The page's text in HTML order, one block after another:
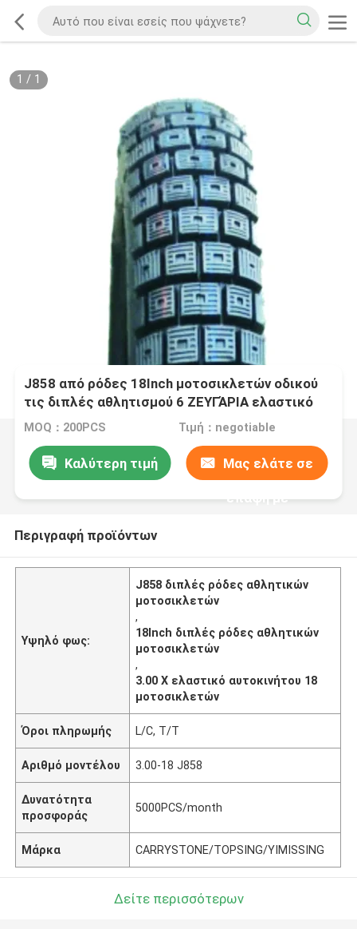
1 / 1
J858 από ρόδες 18Inch μοτοσικλετών οδικού
τις διπλές αθλητισμού 6 ΖΕΥΓΆΡΙΑ ελαστικό
αυτοκινήτου μοτοσικλετών cOem 3,00 X 18
MOQ：200PCS Τιμή：negotiable
Καλύτερη τιμή Μας ελάτε σε
επαφή με
Περιγραφή προϊόντων
Υψηλό φως:
J858 διπλές ρόδες αθλητικών
μοτοσικλετών
,
18Inch διπλές ρόδες αθλητικών
μοτοσικλετών
,
3.00 X ελαστικό αυτοκινήτου 18
μοτοσικλετών
Όροι πληρωμής L/C, T/T
Αριθμό μοντέλου 3.00-18 J858
Δυνατότητα
προσφοράς
5000PCS/month
Μάρκα CARRYSTONE/TOPSING/YIMISSING
Δείτε περισσότερων